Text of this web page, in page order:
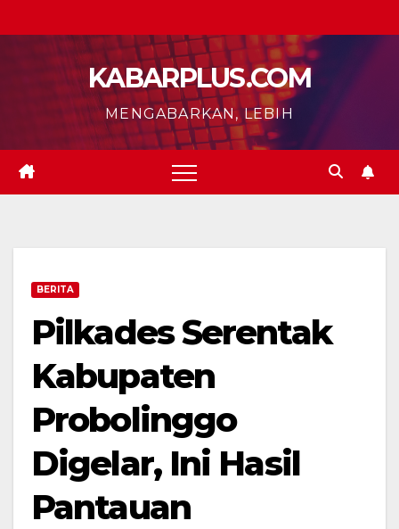
KABARPLUS.COM
MENGABARKAN, LEBIH
BERITA
Pilkades Serentak
Kabupaten
Probolinggo
Digelar, Ini Hasil
Pantauan